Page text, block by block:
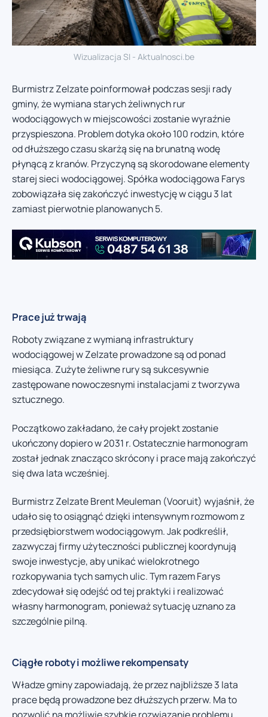
Wizualizacja SI - Aktualnosci.be
Burmistrz Zelzate poinformował podczas sesji rady
gminy, że wymiana starych żeliwnych rur
wodociągowych w miejscowości zostanie wyraźnie
przyspieszona. Problem dotyka około 100 rodzin, które
od dłuższego czasu skarżą się na brunatną wodę
płynącą z kranów. Przyczyną są skorodowane elementy
starej sieci wodociągowej. Spółka wodociągowa Farys
zobowiązała się zakończyć inwestycję w ciągu 3 lat
zamiast pierwotnie planowanych 5.
Prace już trwają
Roboty związane z wymianą infrastruktury
wodociągowej w Zelzate prowadzone są od ponad
miesiąca. Zużyte żeliwne rury są sukcesywnie
zastępowane nowoczesnymi instalacjami z tworzywa
sztucznego.
Początkowo zakładano, że cały projekt zostanie
ukończony dopiero w 2031 r. Ostatecznie harmonogram
został jednak znacząco skrócony i prace mają zakończyć
się dwa lata wcześniej.
Burmistrz Zelzate Brent Meuleman (Vooruit) wyjaśnił, że
udało się to osiągnąć dzięki intensywnym rozmowom z
przedsiębiorstwem wodociągowym. Jak podkreślił,
zazwyczaj firmy użyteczności publicznej koordynują
swoje inwestycje, aby unikać wielokrotnego
rozkopywania tych samych ulic. Tym razem Farys
zdecydował się odejść od tej praktyki i realizować
własny harmonogram, ponieważ sytuację uznano za
szczególnie pilną.
Ciągłe roboty i możliwe rekompensaty
Władze gminy zapowiadają, że przez najbliższe 3 lata
prace będą prowadzone bez dłuższych przerw. Ma to